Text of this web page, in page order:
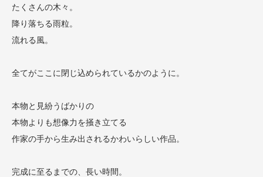
たくさんの木々。
降り落ちる雨粒。
流れる風。
全てがここに閉じ込められているかのように。
本物と見紛うばかりの
本物よりも想像力を掻き立てる
作家の手から生み出されるかわいらしい作品。
完成に至るまでの、長い時間。